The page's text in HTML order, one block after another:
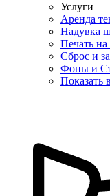
Услуги
Аренда
Надувка
Печать
Сброс и
Фоны и
Показать